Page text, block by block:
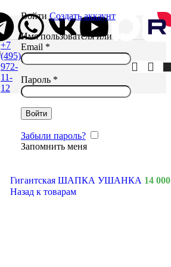
+7
(495)
972-
11-
12
Войти Создать аккаунт
Имя пользователя или
Email *
Пароль *
Войти
Забыли пароль?
Запомнить меня
Гигантская ШАПКА УШАНКА 14
Назад к товарам